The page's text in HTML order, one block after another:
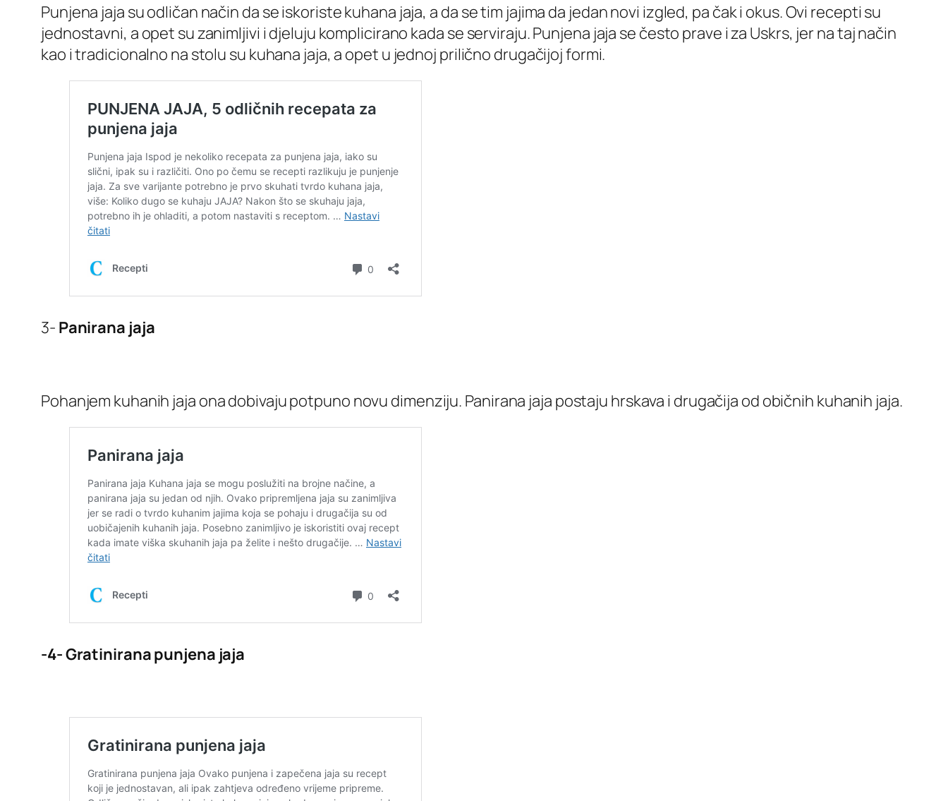
Punjena jaja su odličan način da se iskoriste kuhana jaja, a da se tim jajima da jedan novi izgled, pa čak i okus. Ovi recepti su
jednostavni, a opet su zanimljivi i djeluju komplicirano kada se serviraju. Punjena jaja se često prave i za Uskrs, jer na taj način
kao i tradicionalno na stolu su kuhana jaja, a opet u jednoj prilično drugačijoj formi.
3- Panirana jaja
Pohanjem kuhanih jaja ona dobivaju potpuno novu dimenziju. Panirana jaja postaju hrskava i drugačija od običnih kuhanih jaja.
-4- Gratinirana punjena jaja